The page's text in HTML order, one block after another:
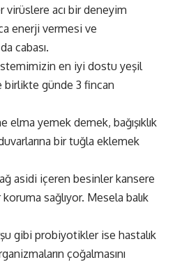
virüslere acı bir deneyim
enerji vermesi ve
cabası.
en iyi dostu yeşil
birlikte günde 3 fincan
elma yemek demek, bağışıklık
bir tuğla eklemek
asidi içeren besinler kansere
koruma sağlıyor. Mesela balık
gibi probiyotikler ise hastalık
çoğalmasını